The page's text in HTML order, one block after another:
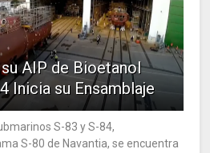
AIP de Bioetanol
Inicia su Ensamblaje
S-83 y S-84,
S-80 de Navantia, se encuentra